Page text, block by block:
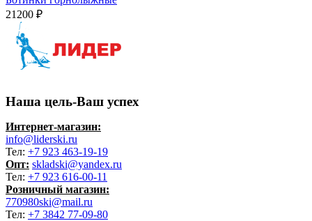
21200 ₽
Наша цель-Ваш успех
Интернет-магазин:
info@liderski.ru
Тел: +7 923 463-19-19
Опт: skladski@yandex.ru
Тел: +7 923 616-00-11
Розничный магазин:
770980ski@mail.ru
Тел: +7 3842 77-09-80